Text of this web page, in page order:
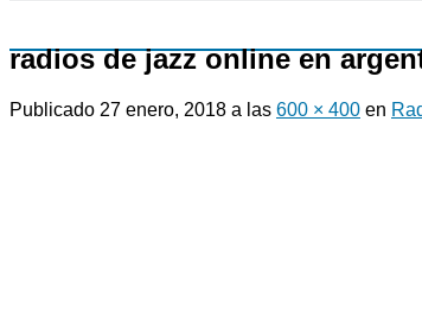
radios de jazz online en
Publicado 27 enero, 2018 a las 600 × 400 en